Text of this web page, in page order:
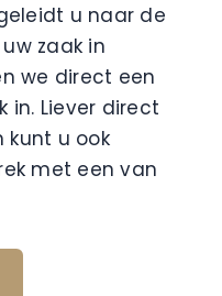
u naar de
zaak in
we direct een
in. Liever direct
kunt u ook
met een van